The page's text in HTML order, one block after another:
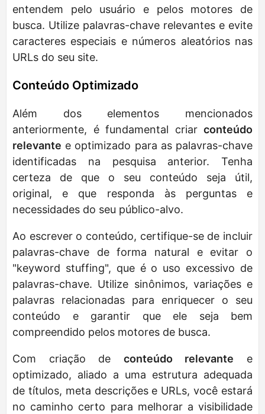
entendem pelo usuário e pelos motores de
busca. Utilize palavras-chave relevantes e evite
caracteres especiais e números aleatórios nas
URLs do seu site.
Conteúdo Optimizado
Além dos elementos mencionados
anteriormente, é fundamental criar conteúdo
relevante e optimizado para as palavras-chave
identificadas na pesquisa anterior. Tenha
certeza de que o seu conteúdo seja útil,
original, e que responda às perguntas e
necessidades do seu público-alvo.
Ao escrever o conteúdo, certifique-se de incluir
palavras-chave de forma natural e evitar o
"keyword stuffing", que é o uso excessivo de
palavras-chave. Utilize sinônimos, variações e
palavras relacionadas para enriquecer o seu
conteúdo e garantir que ele seja bem
compreendido pelos motores de busca.
Com criação de conteúdo relevante e
optimizado, aliado a uma estrutura adequada
de títulos, meta descrições e URLs, você estará
no caminho certo para melhorar a visibilidade